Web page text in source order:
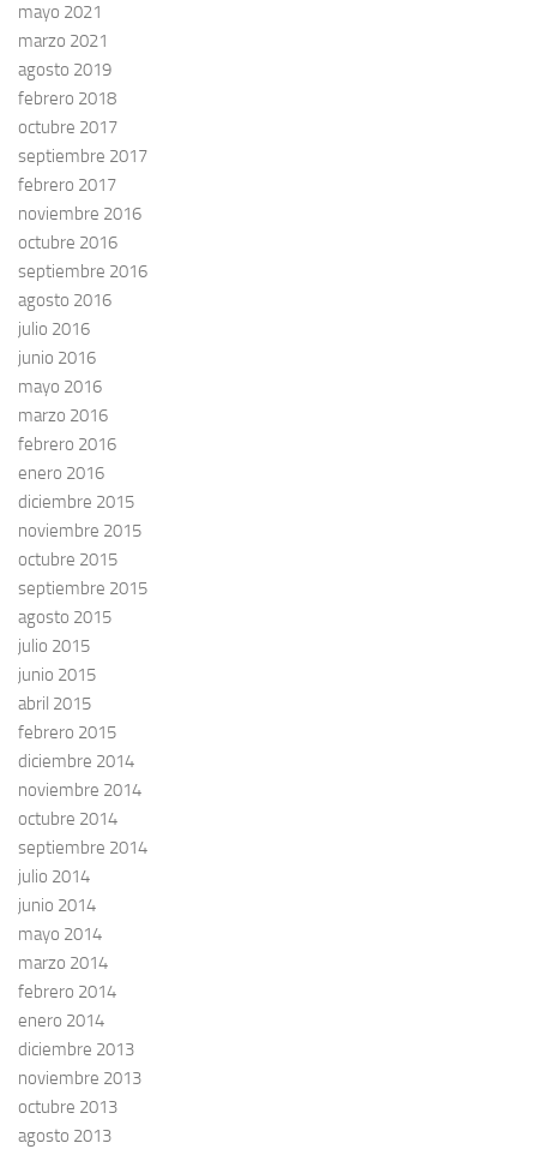
mayo 2021
marzo 2021
agosto 2019
febrero 2018
octubre 2017
septiembre 2017
febrero 2017
noviembre 2016
octubre 2016
septiembre 2016
agosto 2016
julio 2016
junio 2016
mayo 2016
marzo 2016
febrero 2016
enero 2016
diciembre 2015
noviembre 2015
octubre 2015
septiembre 2015
agosto 2015
julio 2015
junio 2015
abril 2015
febrero 2015
diciembre 2014
noviembre 2014
octubre 2014
septiembre 2014
julio 2014
junio 2014
mayo 2014
marzo 2014
febrero 2014
enero 2014
diciembre 2013
noviembre 2013
octubre 2013
agosto 2013